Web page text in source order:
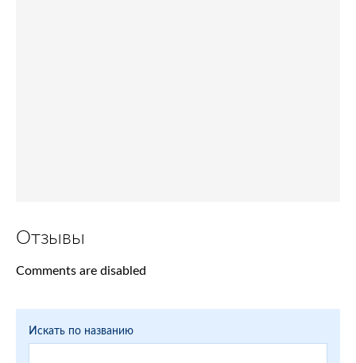
Отзывы
Comments are disabled
Искать по названию